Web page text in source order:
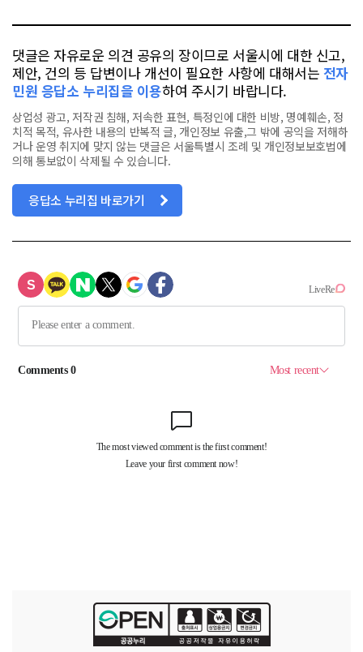
댓글은 자유로운 의견 공유의 장이므로 서울시에 대한 신고,
제안, 건의 등 답변이나 개선이 필요한 사항에 대해서는 전자
민원 응답소 누리집을 이용하여 주시기 바랍니다.
상업성 광고, 저작권 침해, 저속한 표현, 특정인에 대한 비방, 명예훼손, 정
치적 목적, 유사한 내용의 반복적 글, 개인정보 유출,그 밖에 공익을 저해하
거나 운영 취지에 맞지 않는 댓글은 서울특별시 조례 및 개인정보보호법에
의해 통보없이 삭제될 수 있습니다.
응답소 누리집 바로가기